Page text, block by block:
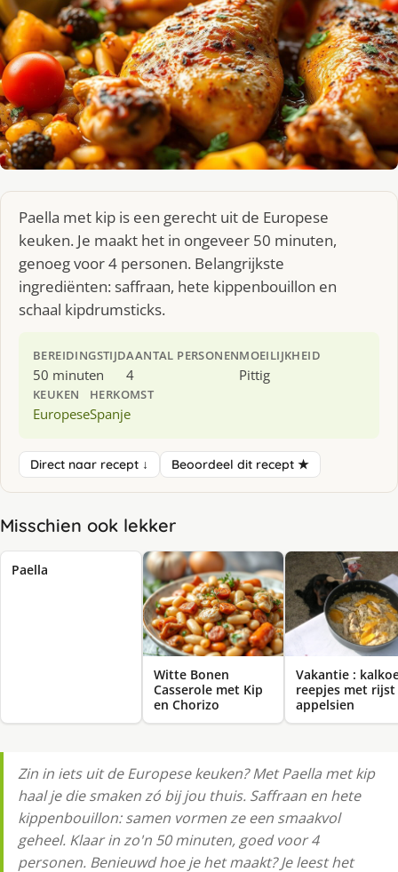
Pa­el­la met kip is een gerecht uit de Europese
keuken. Je maakt het in ongeveer 50 minuten,
genoeg voor 4 personen. Belangrijkste
ingrediënten: saffraan, hete kippenbouillon en
schaal kipdrumsticks.
BEREIDINGSTIJD
50 minuten
AANTAL PERSONEN
4
MOEILIJKHEID
Pittig
KEUKEN
Europese
HERKOMST
Spanje
Direct naar recept ↓ Beoordeel dit recept ★
Misschien ook lekker
Paella
Witte Bonen
Casserole met Kip
en Chorizo
Vakantie :
reepjes met rijst
appelsien
Zin in iets uit de Europese keuken? Met Pa­el­la met kip
haal je die smaken zó bij jou thuis. Saffraan en hete
kippenbouillon: samen vormen ze een smaakvol
geheel. Klaar in zo'n 50 minuten, goed voor 4
personen. Benieuwd hoe je het maakt? Je leest het